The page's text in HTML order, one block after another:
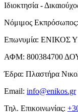
Ιδιοκτησία -
Νόμιμος Εκπρόσωπος:
Επωνυμία: ΕΝΙΚΟΣ
ΑΦΜ: 800384700
Έδρα: Πλαστήρα
Email: info@enikos.gr
Τηλ. Επικοινωνίας: